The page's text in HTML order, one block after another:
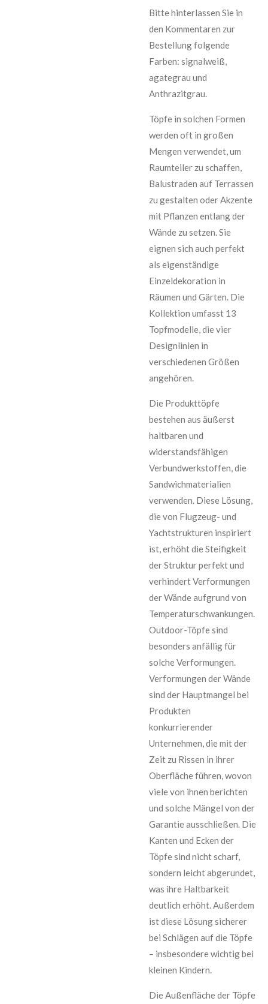
Bitte hinterlassen Sie in
den Kommentaren zur
Bestellung folgende
Farben: signalweiß,
agategrau und
Anthrazitgrau.
Töpfe in solchen Formen
werden oft in großen
Mengen verwendet, um
Raumteiler zu schaffen,
Balustraden auf Terrassen
zu gestalten oder Akzente
mit Pflanzen entlang der
Wände zu setzen. Sie
eignen sich auch perfekt
als eigenständige
Einzeldekoration in
Räumen und Gärten. Die
Kollektion umfasst 13
Topfmodelle, die vier
Designlinien in
verschiedenen Größen
angehören.
Die Produkttöpfe
bestehen aus äußerst
haltbaren und
widerstandsfähigen
Verbundwerkstoffen, die
Sandwichmaterialien
verwenden. Diese Lösung,
die von Flugzeug- und
Yachtstrukturen inspiriert
ist, erhöht die Steifigkeit
der Struktur perfekt und
verhindert Verformungen
der Wände aufgrund von
Temperaturschwankungen.
Outdoor-Töpfe sind
besonders anfällig für
solche Verformungen.
Verformungen der Wände
sind der Hauptmangel bei
Produkten
konkurrierender
Unternehmen, die mit der
Zeit zu Rissen in ihrer
Oberfläche führen, wovon
viele von ihnen berichten
und solche Mängel von der
Garantie ausschließen. Die
Kanten und Ecken der
Töpfe sind nicht scharf,
sondern leicht abgerundet,
was ihre Haltbarkeit
deutlich erhöht. Außerdem
ist diese Lösung sicherer
bei Schlägen auf die Töpfe
– insbesondere wichtig bei
kleinen Kindern.
Die Außenfläche der Töpfe